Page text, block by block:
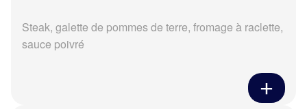
Steak, galette de pommes de terre, fromage à raclette,
sauce poivré